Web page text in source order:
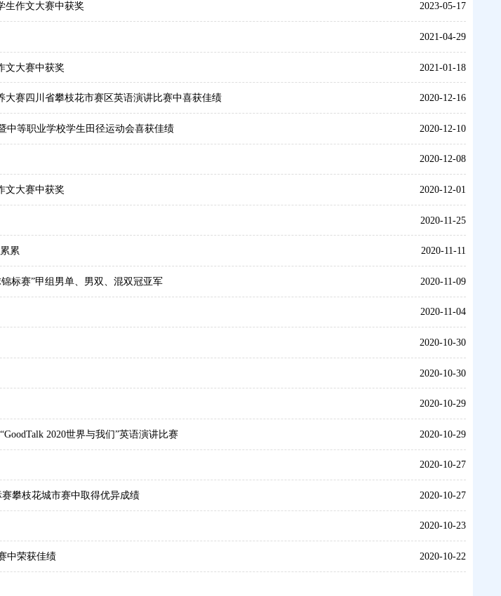
生作文大赛中获奖 2023-05-17
2021-04-29
文大赛中获奖 2021-01-18
大赛四川省攀枝花市赛区英语演讲比赛中喜获佳绩 2020-12-16
中等职业学校学生田径运动会喜获佳绩 2020-12-10
2020-12-08
文大赛中获奖 2020-12-01
2020-11-25
累 2020-11-11
标赛”甲组男单、男双、混双冠亚军 2020-11-09
2020-11-04
2020-10-30
2020-10-30
2020-10-29
2020世界与我们”英语演讲比赛 2020-10-29
2020-10-27
攀枝花城市赛中取得优异成绩 2020-10-27
2020-10-23
中荣获佳绩 2020-10-22